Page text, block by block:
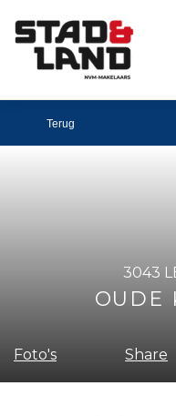
Terug
3043
OUDE
Foto's Share